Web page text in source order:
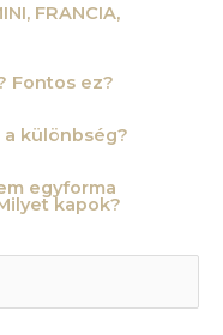
FRANCIA,
Fontos ez?
különbség?
egyforma
kapok?